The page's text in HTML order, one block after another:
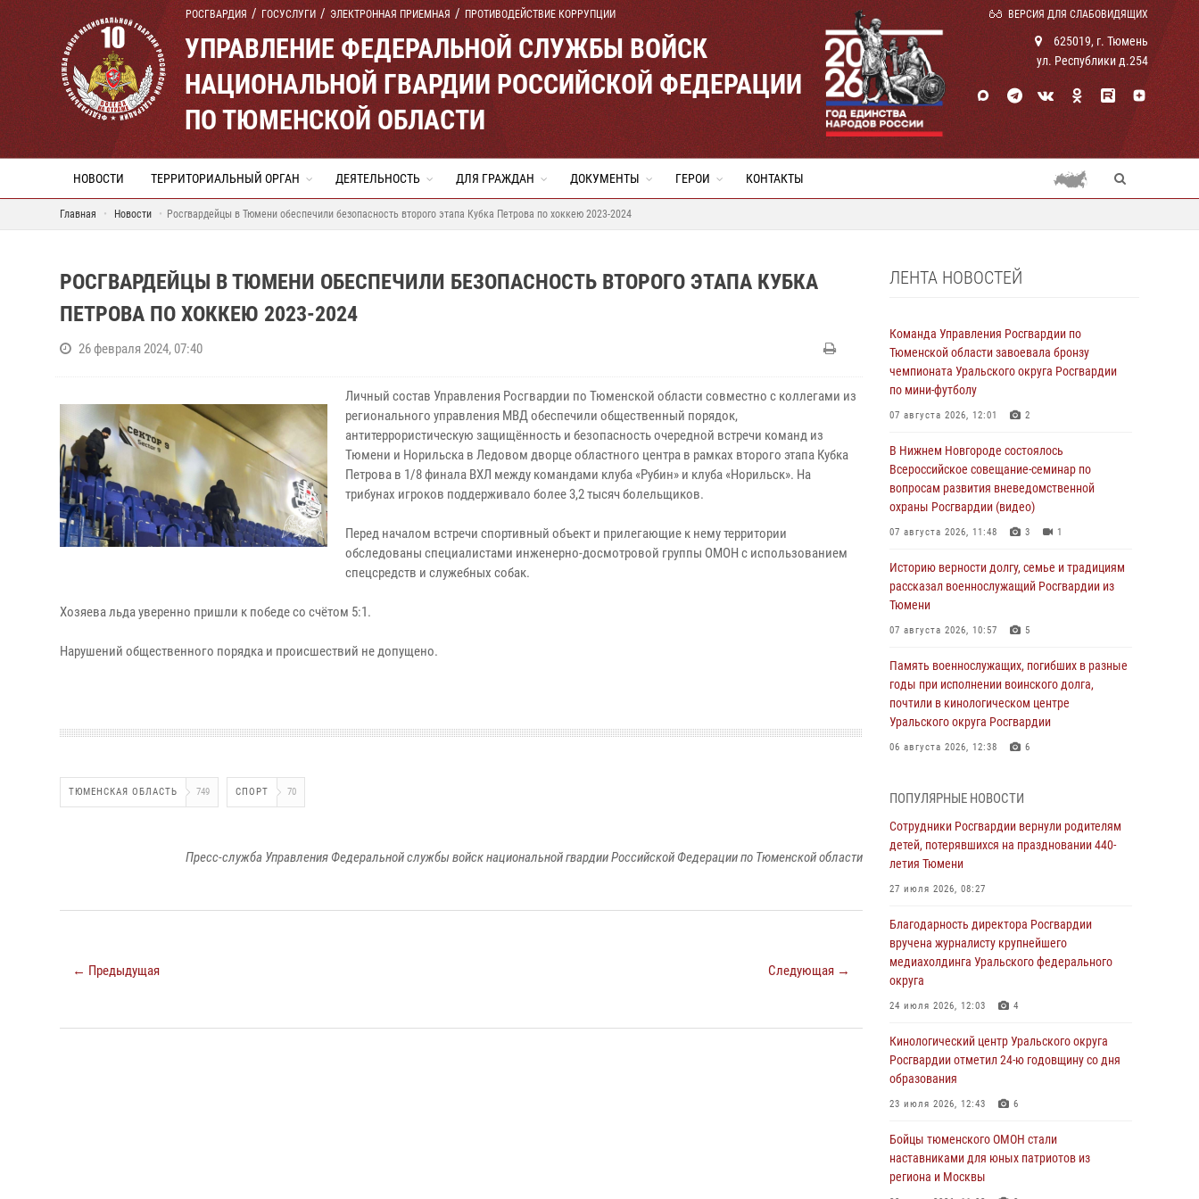
РОСГВАРДИЯ ГОСУСЛУГИ ЭЛЕКТРОННАЯ ПРИЕМНАЯ ПРОТИВОДЕЙСТВИЕ КОРРУПЦИИ ВЕРСИЯ ДЛЯ СЛАБОВИДЯЩИХ
УПРАВЛЕНИЕ ФЕДЕРАЛЬНОЙ СЛУЖБЫ ВОЙСК
НАЦИОНАЛЬНОЙ ГВАРДИИ РОССИЙСКОЙ ФЕДЕРАЦИИ
ПО ТЮМЕНСКОЙ ОБЛАСТИ
625019, г. Тюмень
ул. Республики д.254
НОВОСТИ ТЕРРИТОРИАЛЬНЫЙ ОРГАН ДЕЯТЕЛЬНОСТЬ ДЛЯ ГРАЖДАН ДОКУМЕНТЫ ГЕРОИ КОНТАКТЫ
Главная Новости Росгвардейцы в Тюмени обеспечили безопасность второго этапа Кубка Петрова по хоккею 2023-2024
РОСГВАРДЕЙЦЫ В ТЮМЕНИ ОБЕСПЕЧИЛИ БЕЗОПАСНОСТЬ ВТОРОГО ЭТАПА КУБКА
ПЕТРОВА ПО ХОККЕЮ 2023-2024
26 февраля 2024, 07:40
Личный состав Управления Росгвардии по Тюменской области совместно с коллегами из
регионального управления МВД обеспечили общественный порядок,
антитеррористическую защищённость и безопасность очередной встречи команд из
Тюмени и Норильска в Ледовом дворце областного центра в рамках второго этапа Кубка
Петрова в 1/8 финала ВХЛ между командами клуба «Рубин» и клуба «Норильск». На
трибунах игроков поддерживало более 3,2 тысяч болельщиков.
Перед началом встречи спортивный объект и прилегающие к нему территории
обследованы специалистами инженерно-досмотровой группы ОМОН с использованием
спецсредств и служебных собак.
Хозяева льда уверенно пришли к победе со счётом 5:1.
Нарушений общественного порядка и происшествий не допущено.
ТЮМЕНСКАЯ ОБЛАСТЬ 749 СПОРТ 70
Пресс-служба Управления Федеральной службы войск национальной гвардии Российской Федерации по Тюменской области
← Предыдущая Следующая →
ЛЕНТА НОВОСТЕЙ
Команда Управления Росгвардии по
Тюменской области завоевала бронзу
чемпионата Уральского округа Росгвардии
по мини-футболу
07 августа 2026, 12:01 2
В Нижнем Новгороде состоялось
Всероссийское совещание-семинар по
вопросам развития вневедомственной
охраны Росгвардии (видео)
07 августа 2026, 11:48 3 1
Историю верности долгу, семье и традициям
рассказал военнослужащий Росгвардии из
Тюмени
07 августа 2026, 10:57 5
Память военнослужащих, погибших в разные
годы при исполнении воинского долга,
почтили в кинологическом центре
Уральского округа Росгвардии
06 августа 2026, 12:38 6
знакомят детей со своей службой и
напоминают о мерах безопасности
06 августа 2026, 12:33 2
области» в рамках акции «Храним огонь
06 августа 2026, 04:41 3
Росгвардейцы в Тюменской области почтили
Яковлева
05 августа 2026, 11:03 4
В Тюмени офицер Росгвардии в радиоэфире
владения оружием
05 августа 2026, 09:56 2
Военнослужащие Росгвардии сбили дрон-
ПОПУЛЯРНЫЕ НОВОСТИ
Сотрудники Росгвардии вернули родителям
детей, потерявшихся на праздновании 440-
летия Тюмени
27 июля 2026, 08:27
Благодарность директора Росгвардии
вручена журналисту крупнейшего
медиахолдинга Уральского федерального
округа
24 июля 2026, 12:03 4
Кинологический центр Уральского округа
Росгвардии отметил 24-ю годовщину со дня
образования
23 июля 2026, 12:43 6
Бойцы тюменского ОМОН стали
наставниками для юных патриотов из
региона и Москвы